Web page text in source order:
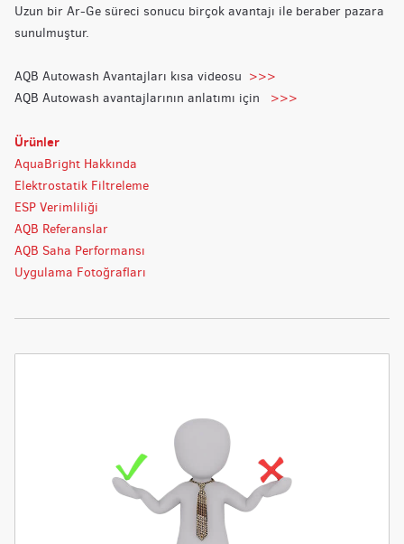
Uzun bir Ar-Ge süreci sonucu birçok avantajı ile beraber pazara
sunulmuştur.
AQB Autowash Avantajları kısa videosu >>>
AQB Autowash avantajlarının anlatımı için >>>
Ürünler
AquaBright Hakkında
Elektrostatik Filtreleme
ESP Verimliliği
AQB Referanslar
AQB Saha Performansı
Uygulama Fotoğrafları